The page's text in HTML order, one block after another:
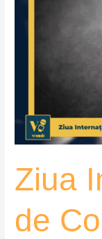
Ziua
de
VoxQub